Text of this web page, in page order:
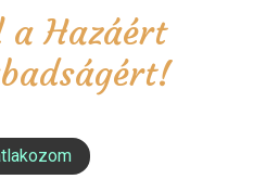
a Hazáért